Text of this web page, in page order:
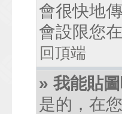
會很快地
會設限您
回頂端
» 我能貼圖
是的，在